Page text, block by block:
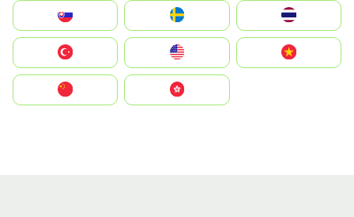
United States
中國香港特別行政區